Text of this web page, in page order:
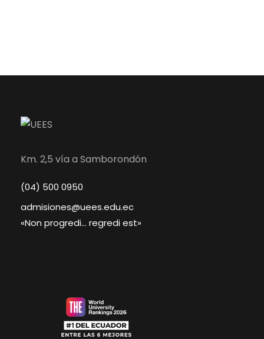
Km. 2,5 vía a Samborondón
(04) 500 0950
admisiones@uees.edu.ec
«Non progredi… regredi est»